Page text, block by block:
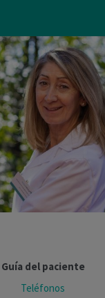
Guía del paciente
Teléfonos